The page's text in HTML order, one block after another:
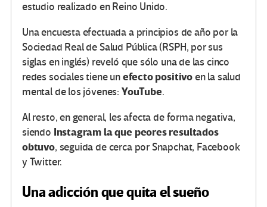
estudio realizado en Reino Unido.
Una encuesta efectuada a principios de año por la
Sociedad Real de Salud Pública (RSPH, por sus
siglas en inglés) reveló que sólo una de las cinco
redes sociales tiene unefecto positivoen la salud
mental de los jóvenes: YouTube.
Al resto, en general, les afecta de forma negativa,
siendo Instagram la que peoresresultados
obtuvo, seguida de cerca por Snapchat, Facebook
y Twitter.
Una adicción que quita el sueño